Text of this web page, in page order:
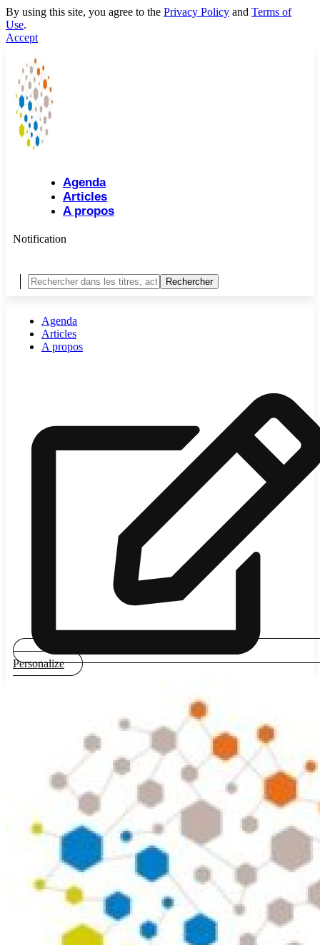
By using this site, you agree to the Privacy Policy and Terms of
Use.
Accept
Agenda
Articles
A propos
Notification
Agenda
Articles
A propos
Personalize